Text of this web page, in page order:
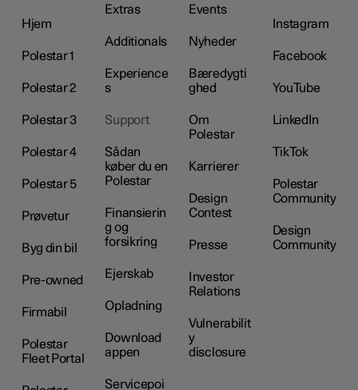
Hjem
Polestar 1
Polestar 2
Polestar 3
Polestar 4
Polestar 5
Prøvetur
Byg din bil
Pre-owned
Firmabil
Polestar
Fleet Portal
Extras
Additionals
Experience
s
Support
Sådan
køber du en
Polestar
Finansierin
g og
forsikring
Ejerskab
Opladning
Download
appen
Servicepoi
Events
Nyheder
Bæredygti
ghed
Om
Polestar
Karrierer
Design
Contest
Presse
Investor
Relations
Vulnerabilit
y
disclosure
Instagram
Facebook
YouTube
LinkedIn
TikTok
Polestar
Community
Design
Community